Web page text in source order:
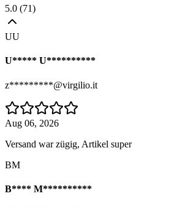
5.0 (71)
UU
U***** U**********
z*********@virgilio.it
Aug 06, 2026
Versand war zügig, Artikel super
BM
B**** M**********